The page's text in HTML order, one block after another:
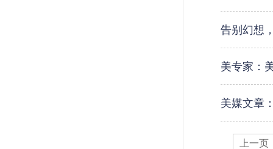
告别幻想
美专家：
美媒文章
上一页